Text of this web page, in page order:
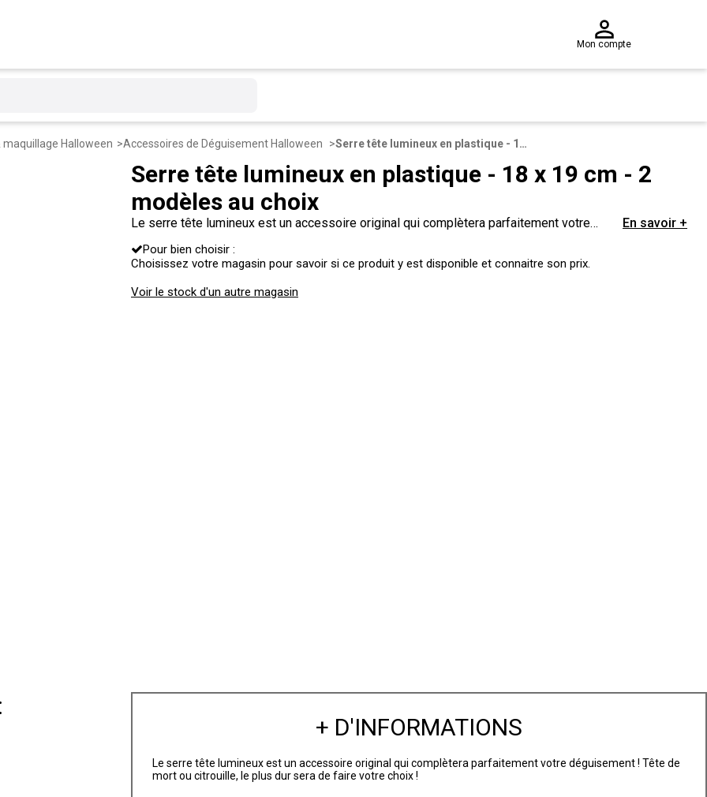
Mon compte
maquillage Halloween Accessoires de Déguisement Halloween Serre tête lumineux en plastique - 18 x 19 cm - 2 modèles au choix
Serre tête lumineux en plastique - 18 x 19 cm - 2
modèles au choix
Le serre tête lumineux est un accessoire original qui complètera parfaitement votre
En savoir +
Pour bien choisir :
Choisissez votre magasin pour savoir si ce produit y est disponible et connaitre son prix.
Voir le stock d'un autre magasin
+ D'INFORMATIONS
Le serre tête lumineux est un accessoire original qui complètera parfaitement votre déguisement ! Tête de
mort ou citrouille, le plus dur sera de faire votre choix !